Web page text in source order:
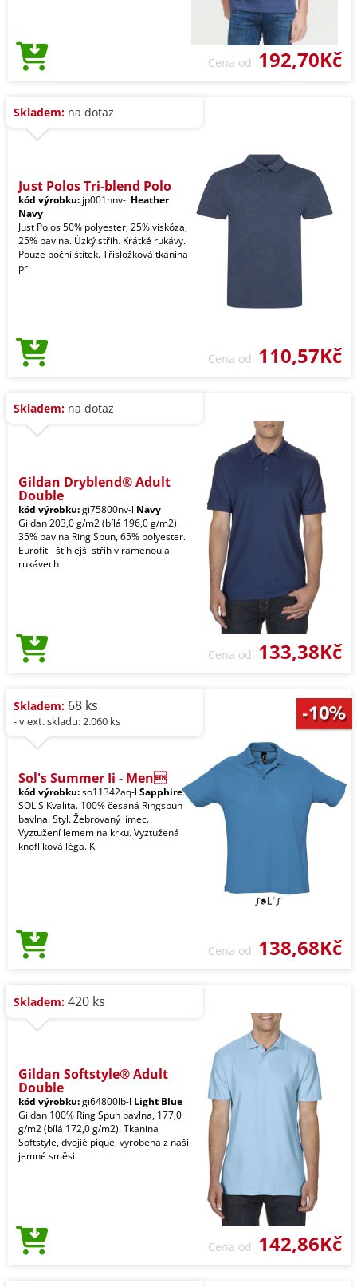
Cena od 192,70Kč
Skladem: na dotaz
Just Polos Tri-blend Polo
kód výrobku: jp001hnv-l Heather
Navy
Just Polos 50% polyester, 25% viskóza,
25% bavlna. Úzký střih. Krátké rukávy.
Pouze boční štítek. Třísložková tkanina
pr
Cena od 110,57Kč
Skladem: na dotaz
Gildan Dryblend® Adult
Double
kód výrobku:gi75800nv-l Navy
Gildan 203,0 g/m2 (bílá 196,0 g/m2).
35% bavlna Ring Spun, 65% polyester.
Eurofit - štíhlejší střih v ramenou a
rukávech
Cena od 133,38Kč
Skladem: 68 ks
- v ext. skladu: 2.060 ks
Sol's Summer Ii - Men
kód výrobku:so11342aq-l Sapphire
SOL'S Kvalita. 100% česaná Ringspun
bavlna. Styl. Žebrovaný límec.
Vyztužení lemem na krku. Vyztužená
knoflíková léga. K
Cena od 138,68Kč
Skladem: 420 ks
Gildan Softstyle® Adult
Double
kód výrobku:gi64800lb-l Light Blue
Gildan 100% Ring Spun bavlna, 177,0
g/m2 (bílá 172,0 g/m2). Tkanina
Softstyle, dvojié piqué, vyrobena z naší
jemné směsi
Cena od 142,86Kč